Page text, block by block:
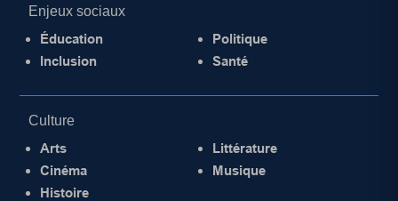
Enjeux sociaux
Éducation
Inclusion
Politique
Santé
Culture
Arts
Cinéma
Histoire
Littérature
Musique